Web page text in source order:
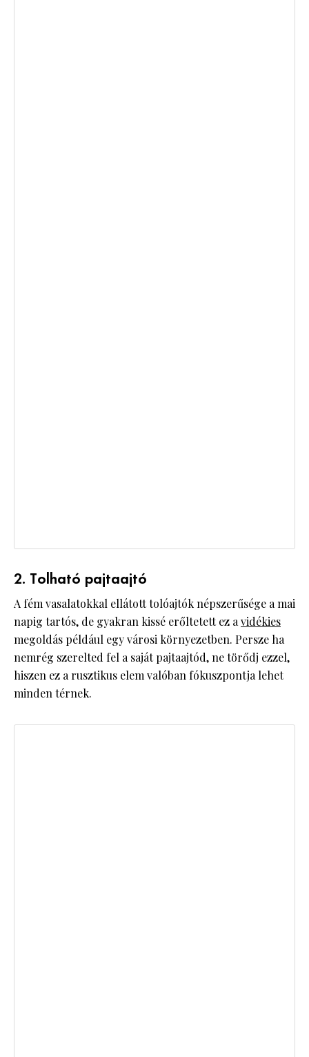
2. Tolható pajtaajtó
A fém vasalatokkal ellátott tolóajtók népszerűsége a mai
napig tartós, de gyakran kissé erőltetett ez avidékies
megoldás például egy városi környezetben. Persze ha
nemrég szerelted fel a saját pajtaajtód, ne törődj ezzel,
hiszen ez a rusztikus elem valóban fókuszpontja lehet
minden térnek.